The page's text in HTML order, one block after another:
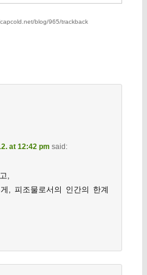
blog/965/trackback
at 12:42 pm said:
,
, 피조물로서의 인간의 한계